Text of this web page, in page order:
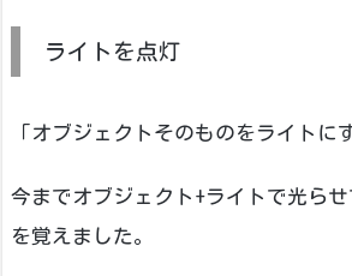
ライトを点灯
「オブジェクトそのものをライトに
今までオブジェクト+ライトで光ら
を覚えました。